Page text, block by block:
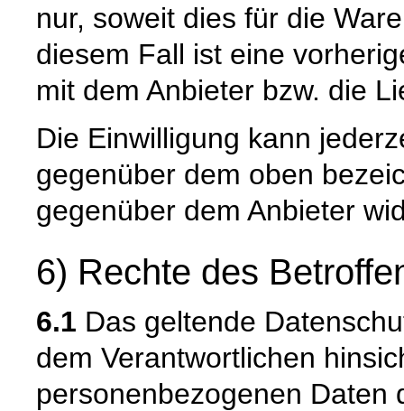
nur, soweit dies für die
diesem Fall ist eine
mit dem Anbieter bzw. die
Die Einwilligung kann
gegenüber dem oben
gegenüber dem Anbieter
6) Rechte des
6.1 Das geltende
dem Verantwortlichen
personenbezogenen Daten